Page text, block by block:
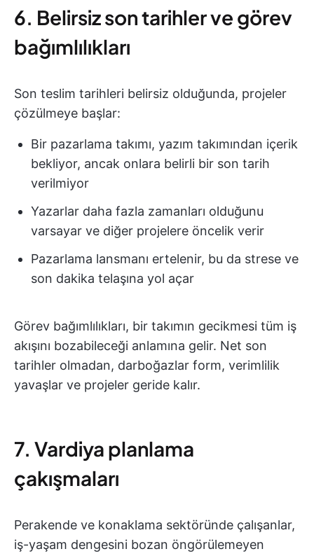
6. Belirsiz son tarihler ve görev
bağımlılıkları
Son teslim tarihleri belirsiz olduğunda, projeler
çözülmeye başlar:
Bir pazarlama takımı, yazım takımından içerik
bekliyor, ancak onlara belirli bir son tarih
verilmiyor
Yazarlar daha fazla zamanları olduğunu
varsayar ve diğer projelere öncelik verir
Pazarlama lansmanı ertelenir, bu da strese ve
son dakika telaşına yol açar
Görev bağımlılıkları, bir takımın gecikmesi tüm iş
akışını bozabileceği anlamına gelir. Net son
tarihler olmadan, darboğazlar form, verimlilik
yavaşlar ve projeler geride kalır.
7. Vardiya planlama
çakışmaları
Perakende ve konaklama sektöründe çalışanlar,
iş-yaşam dengesini bozan öngörülemeyen